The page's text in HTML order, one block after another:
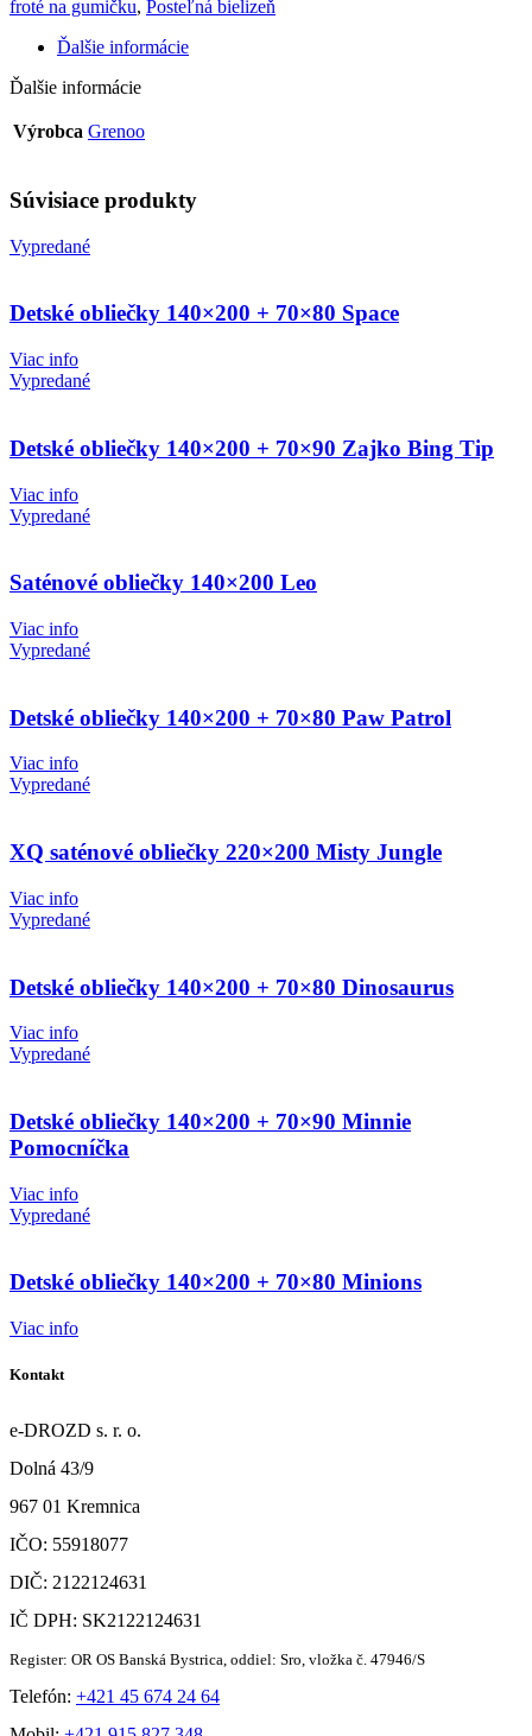
froté na gumičku, Posteľná bielizeň
Ďalšie informácie
Ďalšie informácie
Výrobca Grenoo
Súvisiace produkty
Vypredané
Detské obliečky 140×200 + 70×80 Space
Viac info
Vypredané
Detské obliečky 140×200 + 70×90 Zajko Bing Tip
Viac info
Vypredané
Saténové obliečky 140×200 Leo
Viac info
Vypredané
Detské obliečky 140×200 + 70×80 Paw Patrol
Viac info
Vypredané
XQ saténové obliečky 220×200 Misty Jungle
Viac info
Vypredané
Detské obliečky 140×200 + 70×80 Dinosaurus
Viac info
Vypredané
Detské obliečky 140×200 + 70×90 Minnie
Pomocníčka
Viac info
Vypredané
Detské obliečky 140×200 + 70×80 Minions
Viac info
Kontakt
e-DROZD s. r. o.
Dolná 43/9
967 01 Kremnica
IČO: 55918077
DIČ: 2122124631
IČ DPH: SK2122124631
Register: OR OS Banská Bystrica, oddiel: Sro, vložka č. 47946/S
Telefón: +421 45 674 24 64